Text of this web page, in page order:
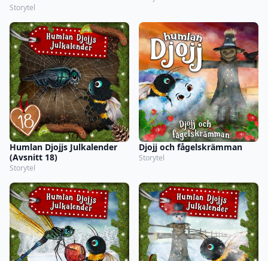
Storytel
Humlan Djojjs Julkalender
(Avsnitt 18)
Storytel
Djojj och fågelskrämman
Storytel